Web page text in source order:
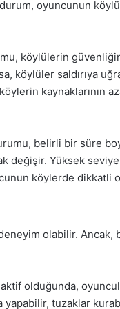
oyuncunun
köylülerin
köylüler saldırıya
kaynaklarının
belirli bir süre
değişir. Yüksek
köylerde dikkatli
olabilir. Ancak,
olduğunda,
yapabilir, tuzaklar